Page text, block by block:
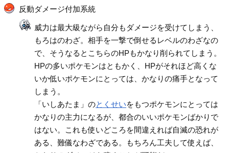
反動ダメージ付加系統
威力は最大級ながら自分もダメージを受けてしまう、
もろはのわざ。相手を一撃で倒せるレベルのわざなの
で、そうなるとこちらのHPもかなり削られてしまう。
HPの多いポケモンはともかく、HPがそれほど高くな
いか低いポケモンにとっては、かなりの痛手となって
しまう。
「いしあたま」のとくせいをもつポケモンにとっては
かなりの主力になるが、都合のいいポケモンばかりで
はない。これも使いどころを間違えれば自滅の恐れが
ある、難儀なわざである。もちろん工夫して使えば、